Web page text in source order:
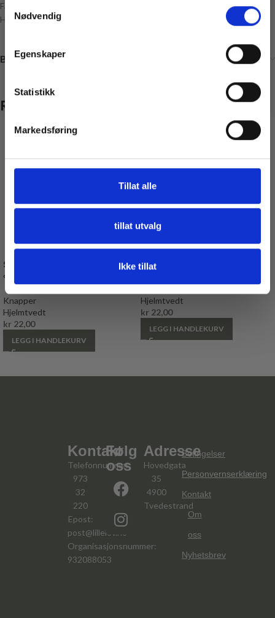
Nødvendig
Egenskaper
Statistikk
Markedsføring
Tillat alle
tillat utvalg
Ikke tillat
Farge: Sølv
Husk å velge antall knapper
Brand
Relaterte produkter
Sølvfarget Tinnknapp, 17mm,
«BRYNHILD»
Knapper
Hjelmtvedt
kr 22,00
LEGG I HANDLEKURV
Tinnknapp, 17 mm «OSEBERG»
Hjelmtvedt
kr 22,00
LEGG I HANDLEKURV
Kontakt
Telefonnummer:
973
32
220
Epost:
post@lillelov.no
Organisasjonsnummer:
932088053
Følg
oss
Adresse
Hovedgata
35
4900
Tvedestrand
Betingelser
Personvernserklæring
Kontakt
Om
oss
Nyhetsbrev
Email